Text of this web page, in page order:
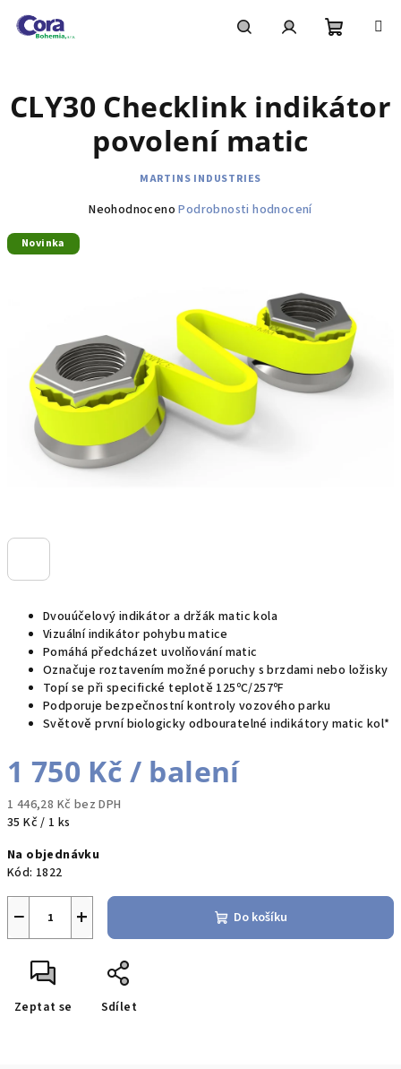
košík
Dvouúčelový indikátor a držák matic kola
Vizuální indikátor pohybu matice
Pomáhá předcházet uvolňování matic
Označuje roztavením možné poruchy s brzdami nebo ložisky
Topí se při specifické teplotě 125ºC/257ºF
Podporuje bezpečnostní kontroly vozového parku
Světově první biologicky odbouratelné indikátory matic kol*
1 750 Kč / balení
1 446,28 Kč bez DPH
Měrná
35 Kč / 1 ks
Na objednávku
Kód: 1822
+
− Do košíku
Zeptat se Sdílet
CLY30 Checklink indikátor
povolení matic
MARTINS INDUSTRIES
Průměrné
hvězdiček.
Neohodnoceno Podrobnosti hodnocení
Novinka